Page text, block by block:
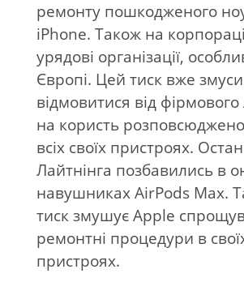
ремонту пошкодженого
iPhone. Також на
урядові організації,
Європі. Цей тиск вже
відмовитися від фірмового
на користь
всіх своїх пристроях.
Лайтнінга позбавились в
навушниках AirPods Max.
тиск змушує Apple
ремонтні процедури в
пристроях.